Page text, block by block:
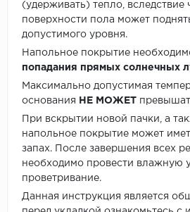
(удерживать) тепло, вследствие
поверхности пола может
допустимого уровня.
Напольное покрытие
попадания прямых солнечных
Максимально допустимая
основания
НЕ МОЖЕТ
При вскрытии новой пачки, а
напольное покрытие может
запах. После завершения всех
необходимо провести влажную
проветривание.
Данная инструкция является